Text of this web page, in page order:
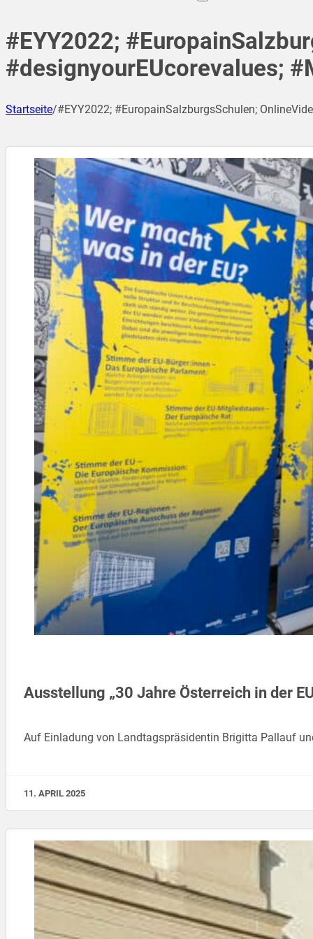
#EYY2022;
#designyourEUcorevalues;
Startseite/#EYY2022; #EuropainSalzburgsSchulen;
Ausstellung „30 Jahre Österreich in der
Auf Einladung von Landtagspräsidentin Brigitta Pallauf
11. APRIL 2025